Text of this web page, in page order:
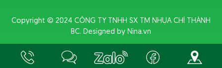
Copyright © 2024 CÔNG TY TNHH SX TM NHỰA CHÍ THÀNH
BC. Designed by Nina.vn